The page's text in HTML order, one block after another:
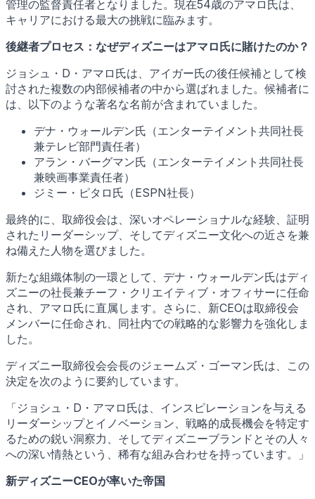
管理の監督責任者となりました。現在54歳のアマロ氏は、
キャリアにおける最大の挑戦に臨みます。
後継者プロセス：なぜディズニーはアマロ氏に賭けたのか？
ジョシュ・D・アマロ氏は、アイガー氏の後任候補として検
討された複数の内部候補者の中から選ばれました。候補者に
は、以下のような著名な名前が含まれていました。
デナ・ウォールデン氏（エンターテイメント共同社長
兼テレビ部門責任者）
アラン・バーグマン氏（エンターテイメント共同社長
兼映画事業責任者）
ジミー・ピタロ氏（ESPN社長）
最終的に、取締役会は、深いオペレーショナルな経験、証明
されたリーダーシップ、そしてディズニー文化への近さを兼
ね備えた人物を選びました。
新たな組織体制の一環として、デナ・ウォールデン氏はディ
ズニーの社長兼チーフ・クリエイティブ・オフィサーに任命
され、アマロ氏に直属します。さらに、新CEOは取締役会
メンバーに任命され、同社内での戦略的な影響力を強化しま
した。
ディズニー取締役会会長のジェームズ・ゴーマン氏は、この
決定を次のように要約しています。
「ジョシュ・D・アマロ氏は、インスピレーションを与える
リーダーシップとイノベーション、戦略的成長機会を特定す
るための鋭い洞察力、そしてディズニーブランドとその人々
への深い情熱という、稀有な組み合わせを持っています。」
新ディズニーCEOが率いた帝国